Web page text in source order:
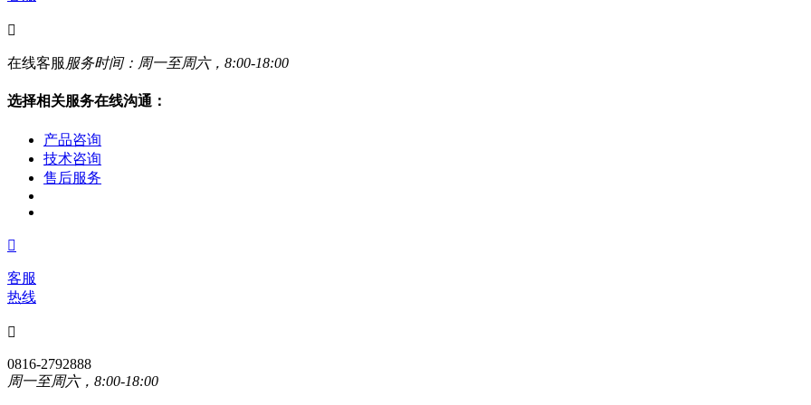

在线客服 服务时间：周一至周六，8:00-18:00
选择相关服务在线沟通：
产品咨询
技术咨询
售后服务

客服
热线

0816-2792888
周一至周六，8:00-18:00